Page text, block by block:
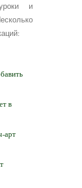
и
в
арт